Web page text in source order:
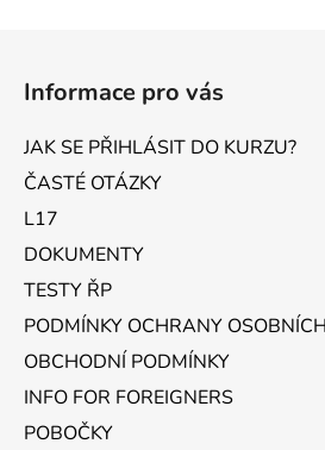
Informace pro vás
JAK SE PŘIHLÁSIT DO KURZU?
ČASTÉ OTÁZKY
L17
DOKUMENTY
TESTY ŘP
PODMÍNKY OCHRANY
OBCHODNÍ PODMÍNKY
INFO FOR FOREIGNERS
POBOČKY